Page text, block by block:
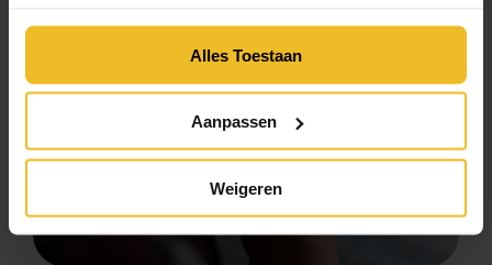
Alles Toestaan
Aanpassen
Weigeren